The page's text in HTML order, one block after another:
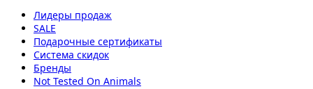
Лидеры продаж
SALE
Подарочные сертификаты
Система скидок
Бренды
Not Tested On Animals